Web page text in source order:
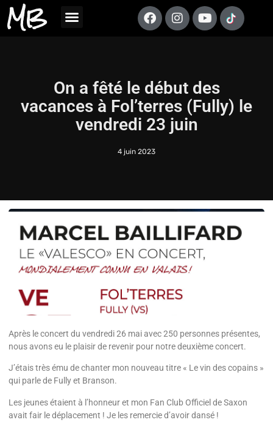
MB
On a fêté le début des
vacances à Fol’terres (Fully) le
vendredi 23 juin
4 juin 2023
Après le concert du vendredi 26 mai avec 250 personnes présentes,
nous avons eu le plaisir de revenir pour notre deuxième concert.
J’étais très ému de chanter mon nouveau titre « Le vin des copains »
qui parle de Fully et Branson.
Les jeunes étaient à l’honneur et mon Fan Club Officiel de Saxon
avait fair le déplacement ! Je les remercie d’avoir dansé !